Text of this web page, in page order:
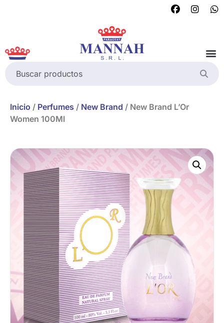
Inicio / Perfumes / New Brand / New Brand L’Or
Women 100Ml